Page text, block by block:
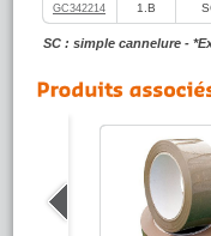
GC342214 1.B
SC : simple cannelure -